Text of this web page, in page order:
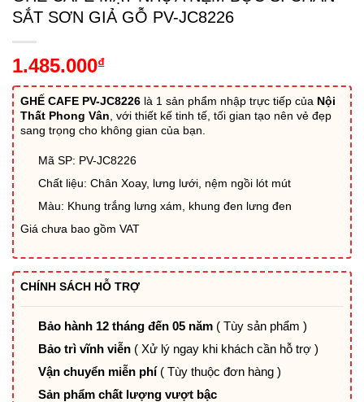
SẮT SƠN GIẢ GỖ PV-JC8226
1.485.000₫
GHẾ CAFE PV-JC8226 là 1 sản phẩm nhập trực tiếp của Nội
Thất Phong Vân, với thiết kế tinh tế, tối gian tạo nên vẻ đẹp
sang trọng cho không gian của bạn.
Mã SP: PV-JC8226
Chất liệu: Chân Xoay, lưng lưới, nệm ngồi lót mút
Màu: Khung trắng lưng xám, khung đen lưng đen
Giá chưa bao gồm VAT
CHÍNH SÁCH HỖ TRỢ
Bảo hành 12 tháng đến 05 năm ( Tùy sản phẩm )
Bảo trì vĩnh viễn ( Xử lý ngay khi khách cần hỗ trợ )
Vận chuyển miễn phí ( Tùy thuộc đơn hàng )
Sản phẩm chất lượng vượt bậc